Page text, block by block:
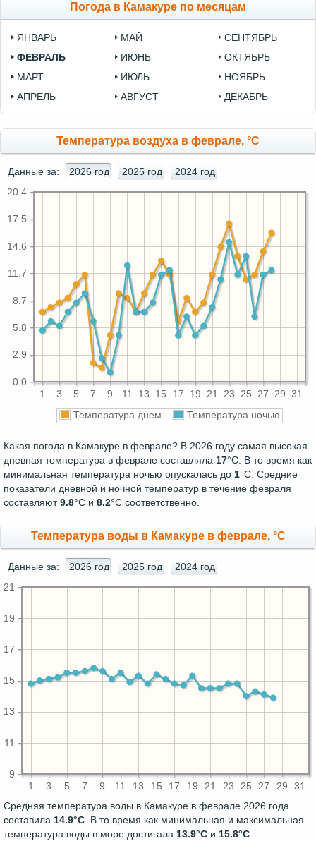
Погода в Камакуре по месяцам
ЯНВАРЬ
ФЕВРАЛЬ
МАРТ
АПРЕЛЬ
МАЙ
ИЮНЬ
ИЮЛЬ
АВГУСТ
СЕНТЯБРЬ
ОКТЯБРЬ
НОЯБРЬ
ДЕКАБРЬ
Температура воздуха в феврале, °C
Данные за: 2026 год 2025 год 2024 год
1 3 5 7 9 11 13 15 17 19 21 23 25 27 29 31
0.0
2.9
5.8
8.7
11.7
14.6
17.5
20.4
Температура днем Температура ночью
Какая погода в Камакуре в феврале? В 2026 году самая высокая
дневная температура в феврале составляла 17°С. В то время как
минимальная температура ночью опускалась до 1°C. Средние
показатели дневной и ночной температур в течение февраля
составляют9.8°С и 8.2°С соответственно.
Температура воды в Камакуре в феврале, °C
Данные за: 2026 год 2025 год 2024 год
1 3 5 7 9 11 13 15 17 19 21 23 25 27 29 31
9
11
13
15
17
19
21
Средняя температура воды в Камакуре в феврале 2026 года
составила 14.9°C. В то время как минимальная и максимальная
температура воды в море достигала 13.9°C и 15.8°C